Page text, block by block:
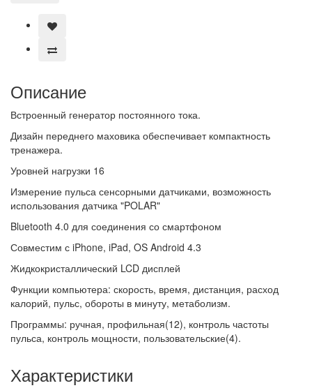
Описание
Встроенный генератор постоянного тока.
Дизайн переднего маховика обеспечивает компактность
тренажера.
Уровней нагрузки 16
Измерение пульса сенсорными датчиками, возможность
использования датчика "POLAR"
Bluetooth 4.0 для соединения со смартфоном
Совместим с iPhone, iPad, OS Android 4.3
Жидкокристаллический LCD дисплей
Функции компьютера: скорость, время, дистанция, расход
калорий, пульс, обороты в минуту, метаболизм.
Программы: ручная, профильная(12), контроль частоты
пульса, контроль мощности, пользовательские(4).
Характеристики